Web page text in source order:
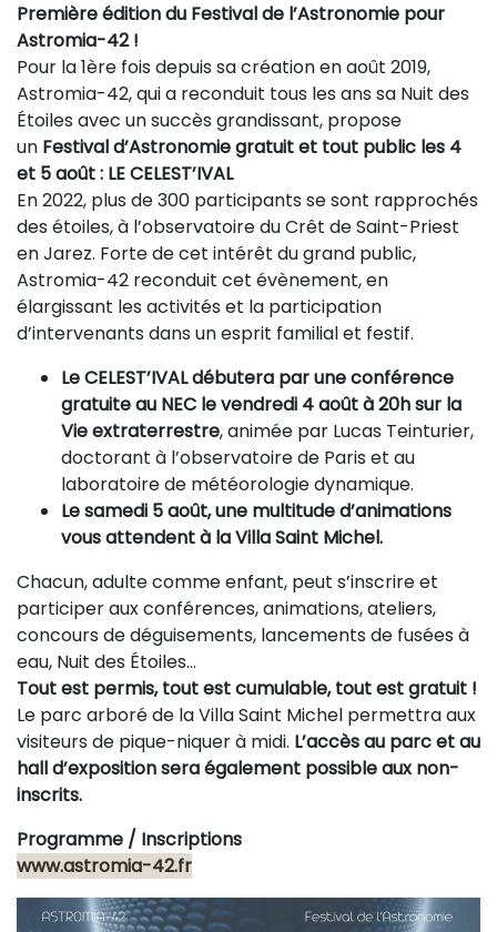
Première édition du Festival de l’Astronomie pour
Astromia-42 !
Pour la 1ère fois depuis sa création en août 2019,
Astromia-42, qui a reconduit tous les ans sa Nuit des
Étoiles avec un succès grandissant, propose
un Festival d’Astronomie gratuit et tout public les 4
et 5 août : LE CELEST’IVAL
En 2022, plus de 300 participants se sont rapprochés
des étoiles, à l’observatoire du Crêt de Saint-Priest
en Jarez. Forte de cet intérêt du grand public,
Astromia-42 reconduit cet évènement, en
élargissant les activités et la participation
d’intervenants dans un esprit familial et festif.
Le CELEST’IVALdébutera par une conférence
gratuite au NEC le vendredi 4 août à 20h sur la
Vie extraterrestre, animée par Lucas Teinturier,
doctorant à l’observatoire de Paris et au
laboratoire de météorologie dynamique.
Le samedi 5 août, une multitude d’animations
vous attendent à la Villa Saint Michel.
Chacun, adulte comme enfant, peut s’inscrire et
participer aux conférences, animations, ateliers,
concours de déguisements, lancements de fusées à
eau, Nuit des Étoiles…
Tout est permis, tout est cumulable, tout est gratuit !
Le parc arboré de la Villa Saint Michel permettra aux
visiteurs de pique-niquer à midi. L’accès au parc et au
hall d’exposition sera également possible aux non-
inscrits.
Programme / Inscriptions
www.astromia-42.fr